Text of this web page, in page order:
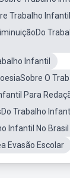
Trabalho
Infantil
O
Para
Trabalho
Infantil No
Evasão Escolar